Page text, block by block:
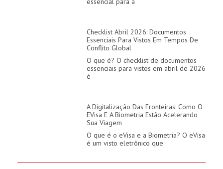
Checklist Abril 2026: Documentos
Essenciais Para Vistos Em Tempos De
Conflito Global
O que é? O checklist de documentos
essenciais para vistos em abril de 2026
é
A Digitalização Das Fronteiras: Como O
EVisa E A Biometria Estão Acelerando
Sua Viagem
O que é o eVisa e a Biometria? O eVisa
é um visto eletrônico que